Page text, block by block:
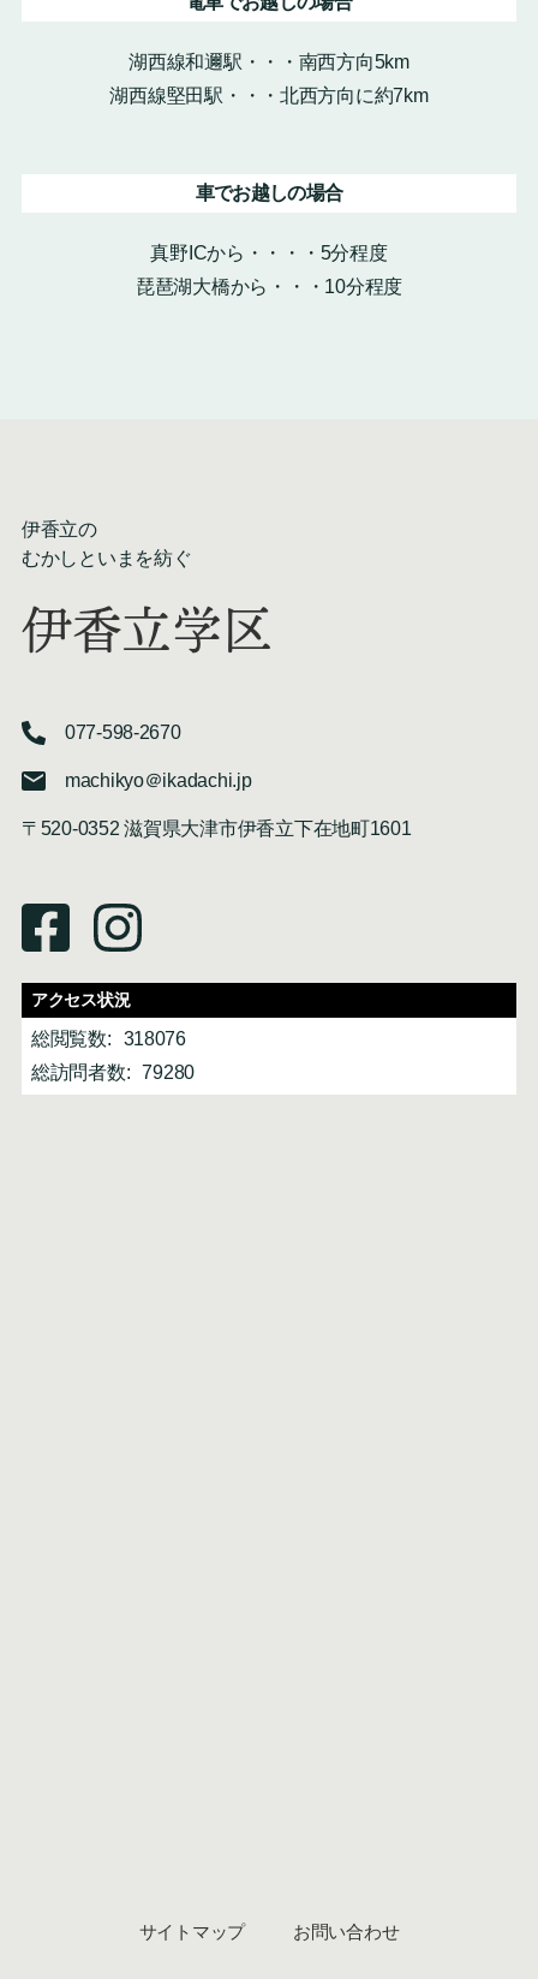
湖西線和邇駅・・・南西方向5km
湖西線堅田駅・・・北西方向に約7km
車でお越しの場合
真野ICから・・・・5分程度
琵琶湖大橋から・・・10分程度
伊香立の
むかしといまを紡ぐ
伊香立学区
077-598-2670
machikyo＠ikadachi.jp
〒520-0352 滋賀県大津市伊香立下在地町1601
アクセス状況
総閲覧数:
318076
総訪問者数:
79280
サイトマップ お問い合わせ